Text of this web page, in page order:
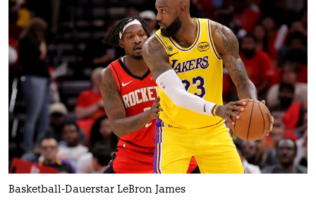
Basketball-Dauerstar LeBron James